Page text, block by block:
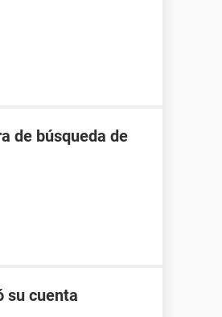
de búsqueda de
su cuenta